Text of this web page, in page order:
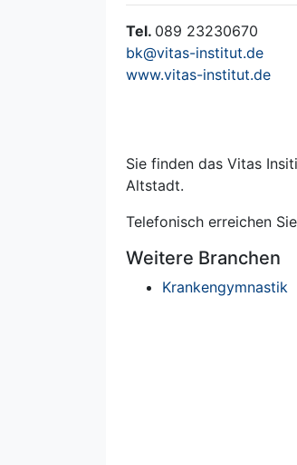
Tel. 089 23230670
bk@vitas-institut.de
www.vitas-institut.de
Sie finden das Vitas
Altstadt.
Telefonisch erreichen
Weitere Branchen
Krankengymnastik